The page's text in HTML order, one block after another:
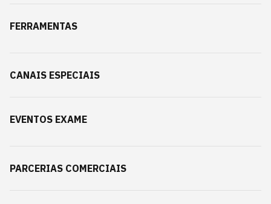
FERRAMENTAS
CANAIS ESPECIAIS
EVENTOS EXAME
PARCERIAS COMERCIAIS